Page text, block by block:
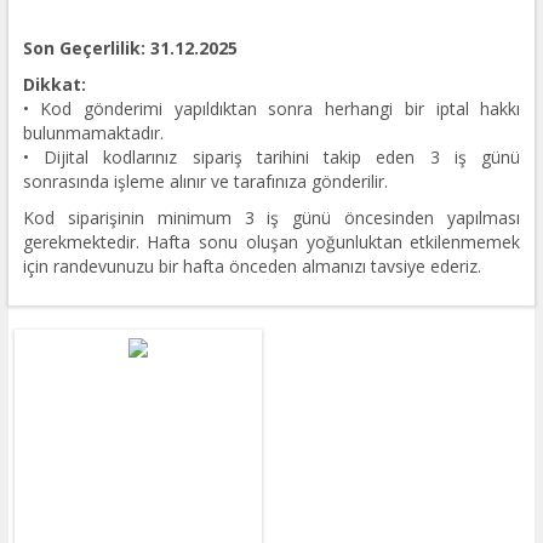
Son Geçerlilik: 31.12.2025
Dikkat:
• Kod gönderimi yapıldıktan sonra herhangi bir iptal hakkı
bulunmamaktadır.
• Dijital kodlarınız sipariş tarihini takip eden 3 iş günü
sonrasında işleme alınır ve tarafınıza gönderilir.
Kod siparişinin minimum 3 iş günü öncesinden yapılması
gerekmektedir. Hafta sonu oluşan yoğunluktan etkilenmemek
için randevunuzu bir hafta önceden almanızı tavsiye ederiz.